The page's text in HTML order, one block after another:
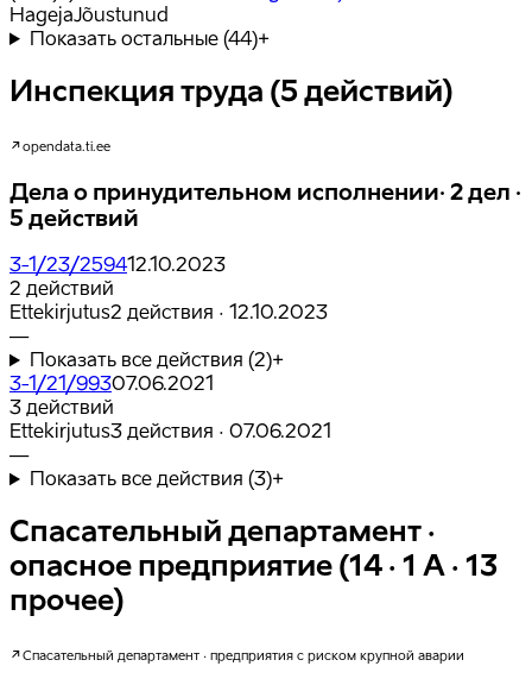
HagejaJõustunud
Показать остальные (44)+
Инспекция труда (5 действий)
opendata.ti.ee
Дела о принудительном исполнении· 2дел ·
5 действий
3-1/23/259412.10.2023
2 действий
Ettekirjutus2 действия · 12.10.2023
—
Показать все действия (2)+
3-1/21/99307.06.2021
3 действий
Ettekirjutus3 действия · 07.06.2021
—
Показать все действия (3)+
Спасательный департамент ·
опасное предприятие (14 · 1 A · 13
прочее)
Спасательный департамент · предприятия с риском крупной аварии